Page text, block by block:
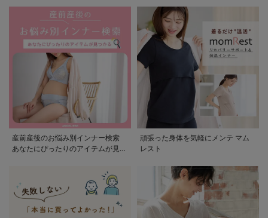
産前産後のお悩み別インナー検索
あなたにぴったりのアイテムが見つ
頑張った身体を気軽にメンテ マム
レスト